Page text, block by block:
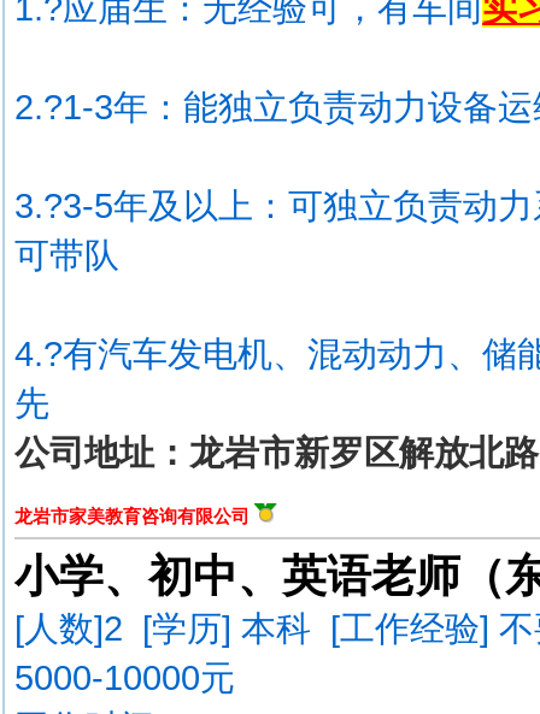
2.?1-3年：能独立负责动力设备
3.?3-5年及以上：可独立负责动
可带队
4.?有汽车发电机、混动动力、储
先
公司地址：龙岩市新罗区解放北
龙岩市家美教育咨询有限公司
小学、初中、英语老师（
[人数]2 [学历] 本科 [工作经验]
5000-10000元